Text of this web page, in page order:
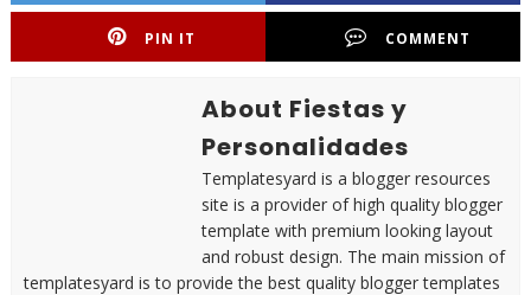
PIN IT COMMENT
About Fiestas y
Personalidades
Templatesyard is a blogger resources
site is a provider of high quality blogger
template with premium looking layout
and robust design. The main mission of
templatesyard is to provide the best quality blogger templates